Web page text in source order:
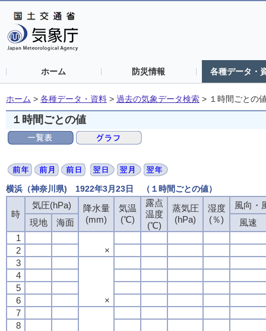
ホーム 防災情報 各種データ・
ホーム > 各種データ・資料 > 過去の気象データ検索 > １時間ごとの
１時間ごとの値
横浜（神奈川県) 1922年3月23日 （１時間ごとの値）
時
気圧(hPa)
降水量
(mm)
気温
(℃)
露点
温度
(℃)
蒸気圧
(hPa)
湿度
(％)
風向・
現地
海面
風速
1
×
2
3
×
4
5
6
7
8